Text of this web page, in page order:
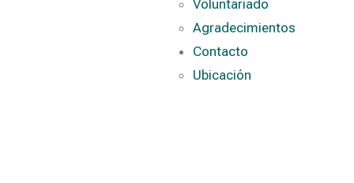
Voluntariado
Agradecimientos
Contacto
Ubicación